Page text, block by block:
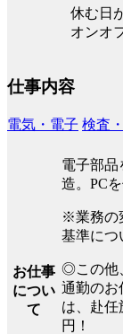
休む日
オンオ
仕事内容
電気・電子 検査
お仕事
につい
て
電子部品
造。PC
※業務の
基準につ
◎この他
通勤のお
は、赴任
円！